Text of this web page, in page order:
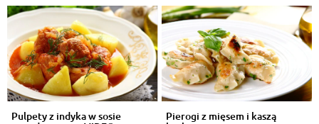
Pulpety z indyka w sosie Pierogi z mięsem i kaszą